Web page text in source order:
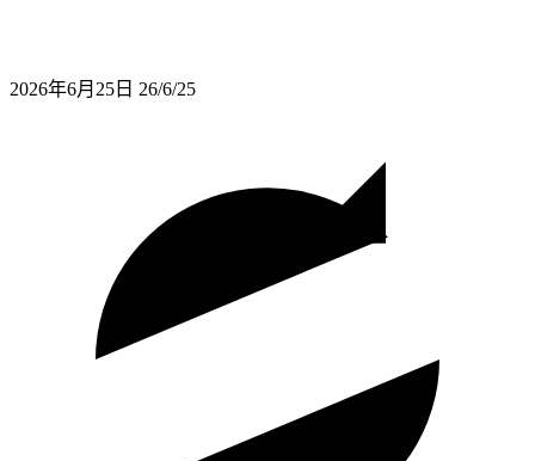
2026年6月25日 26/6/25